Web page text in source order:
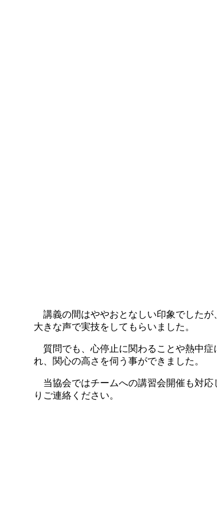
講義の間はややおとなしい印象でしたが
大きな声で実技をしてもらいました。
質問でも、心停止に関わることや熱中症
れ、関心の高さを伺う事ができました。
当協会ではチームへの講習会開催も対応
りご連絡ください。